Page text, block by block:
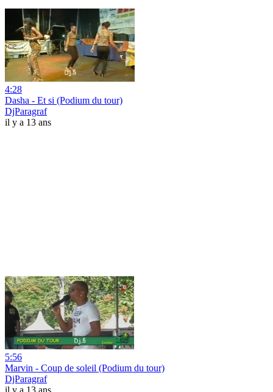
4:28
Dasha - Et si (Podium du tour)
DjParagraf
il y a 13 ans
5:56
Marvin - Coup de soleil (Podium du tour)
DjParagraf